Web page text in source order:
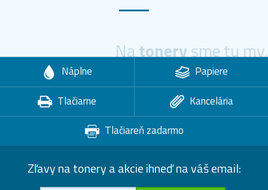
Natonerysme tu my.
Náplne
Papiere
Tlačiarne
Kancelária
Tlačiareň zadarmo
Zľavy na tonery a akcie ihneď na váš email: